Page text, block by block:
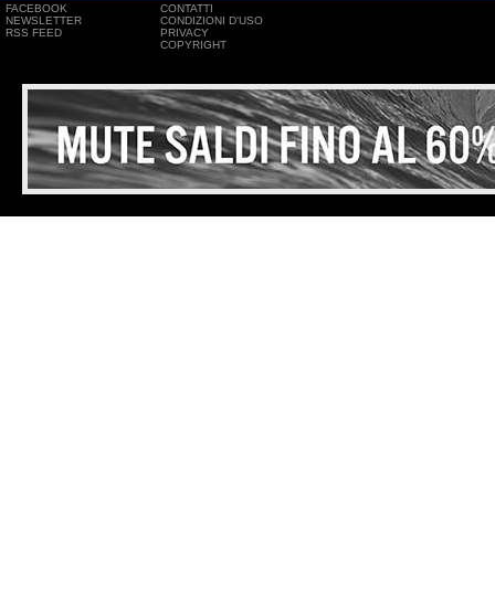
FACEBOOK
NEWSLETTER
RSS FEED
CONTATTI
CONDIZIONI D'USO
PRIVACY
COPYRIGHT